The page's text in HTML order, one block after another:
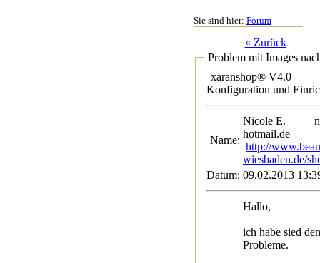
Sie sind hier: Forum
« Zurück
Problem mit Images
xaranshop® V4.0
Konfiguration und
Name:
Nicole E.
hotmail.de
http://
wiesbaden.de/
Datum: 09.02.2013
Hallo,
ich habe sied
Probleme.